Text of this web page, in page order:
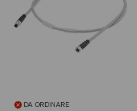
DA ORDINARE